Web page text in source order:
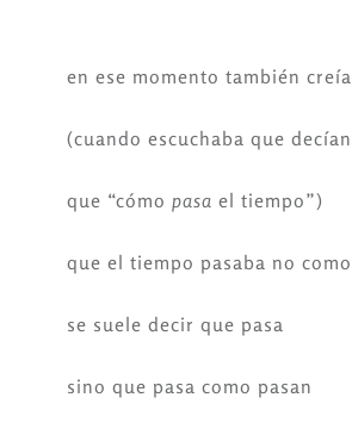
en ese momento también creía
(cuando escuchaba que decían
que “cómo pasa el tiempo”)
que el tiempo pasaba no como
se suele decir que pasa
sino que pasa como pasan